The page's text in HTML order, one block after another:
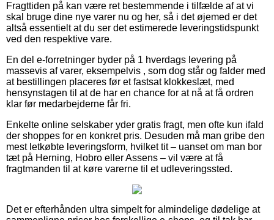
Fragttiden på kan være ret bestemmende i tilfælde af at vi
skal bruge dine nye varer nu og her, så i det øjemed er det
altså essentielt at du ser det estimerede leveringstidspunkt
ved den respektive vare.
En del e-forretninger byder på 1 hverdags levering på
massevis af varer, eksempelvis , som dog står og falder med
at bestillingen placeres før et fastsat klokkeslæt, med
hensynstagen til at de har en chance for at nå at få ordren
klar før medarbejderne får fri.
Enkelte online selskaber yder gratis fragt, men ofte kun ifald
der shoppes for en konkret pris. Desuden må man gribe den
mest letkøbte leveringsform, hvilket tit – uanset om man bor
tæt på Herning, Hobro eller Assens – vil være at få
fragtmanden til at køre varerne til et udleveringssted.
Det er efterhånden ultra simpelt for almindelige dødelige at